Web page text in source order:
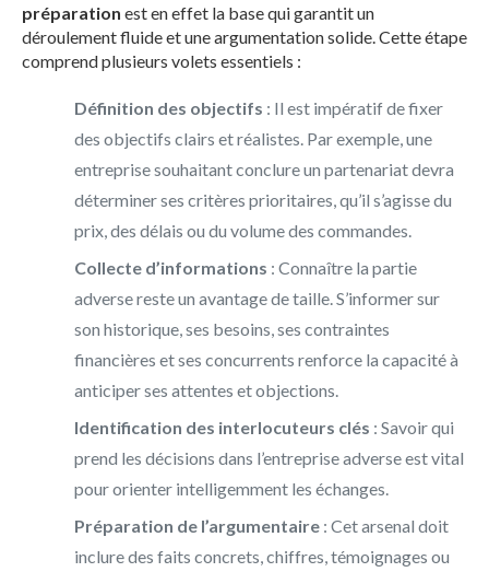
préparation est en effet la base qui garantit un
déroulement fluide et une argumentation solide. Cette étape
comprend plusieurs volets essentiels :
Définition des objectifs : Il est impératif de fixer
des objectifs clairs et réalistes. Par exemple, une
entreprise souhaitant conclure un partenariat devra
déterminer ses critères prioritaires, qu’il s’agisse du
prix, des délais ou du volume des commandes.
Collecte d’informations : Connaître la partie
adverse reste un avantage de taille. S’informer sur
son historique, ses besoins, ses contraintes
financières et ses concurrents renforce la capacité à
anticiper ses attentes et objections.
Identification des interlocuteurs clés : Savoir qui
prend les décisions dans l’entreprise adverse est vital
pour orienter intelligemment les échanges.
Préparation de l’argumentaire : Cet arsenal doit
inclure des faits concrets, chiffres, témoignages ou